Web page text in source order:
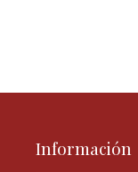
Información